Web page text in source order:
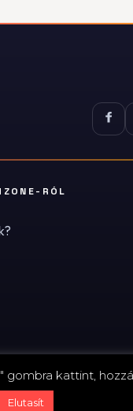
RÓL
tájékoztató (PDF)
kattint,
Elutasít